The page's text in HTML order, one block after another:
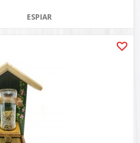
ESPIAR